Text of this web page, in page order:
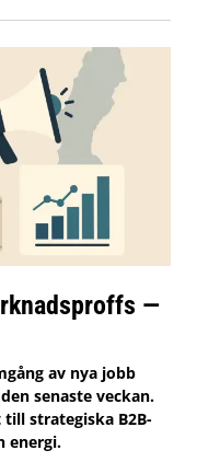
—
av nya jobb
senaste veckan.
strategiska B2B-
energi.